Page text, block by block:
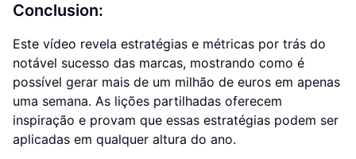
Conclusion:
Este vídeo revela estratégias e métricas por trás do
notável sucesso das marcas, mostrando como é
possível gerar mais de um milhão de euros em apenas
uma semana. As lições partilhadas oferecem
inspiração e provam que essas estratégias podem ser
aplicadas em qualquer altura do ano.